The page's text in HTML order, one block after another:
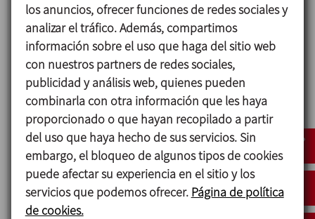
ELABORACIÓN DE QUESO
Juntamente con nuestro partner TECNICAL,
ofrecemos instalaciones completas destinadas a
la producción de quesos frescos y prensados, así
como maquinaria especializada para las
operaciones de recepción y almacenamiento,
higienización, pasteurización, transferencia,
cuajada, moldeado, salado y limpieza de las
instalaciones.
los anuncios, ofrecer funciones de redes sociales y
analizar el tráfico. Además, compartimos
información sobre el uso que haga del sitio web
con nuestros partners de redes sociales,
publicidad y análisis web, quienes pueden
combinarla con otra información que les haya
proporcionado o que hayan recopilado a partir
del uso que haya hecho de sus servicios. Sin
embargo, el bloqueo de algunos tipos de cookies
puede afectar su experiencia en el sitio y los
servicios que podemos ofrecer. Página de política
de cookies.